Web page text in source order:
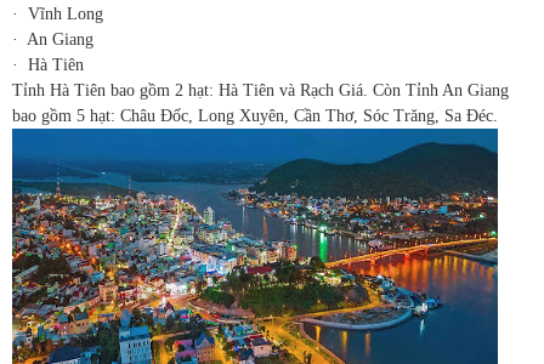
·
Vĩnh Long
·
An Giang
·
Hà Tiên
Tỉnh Hà Tiên bao gồm 2 hạt: Hà Tiên và Rạch Giá. Còn Tỉnh An Giang
bao gồm 5 hạt: Châu Đốc, Long Xuyên, Cần Thơ, Sóc Trăng, Sa Đéc.